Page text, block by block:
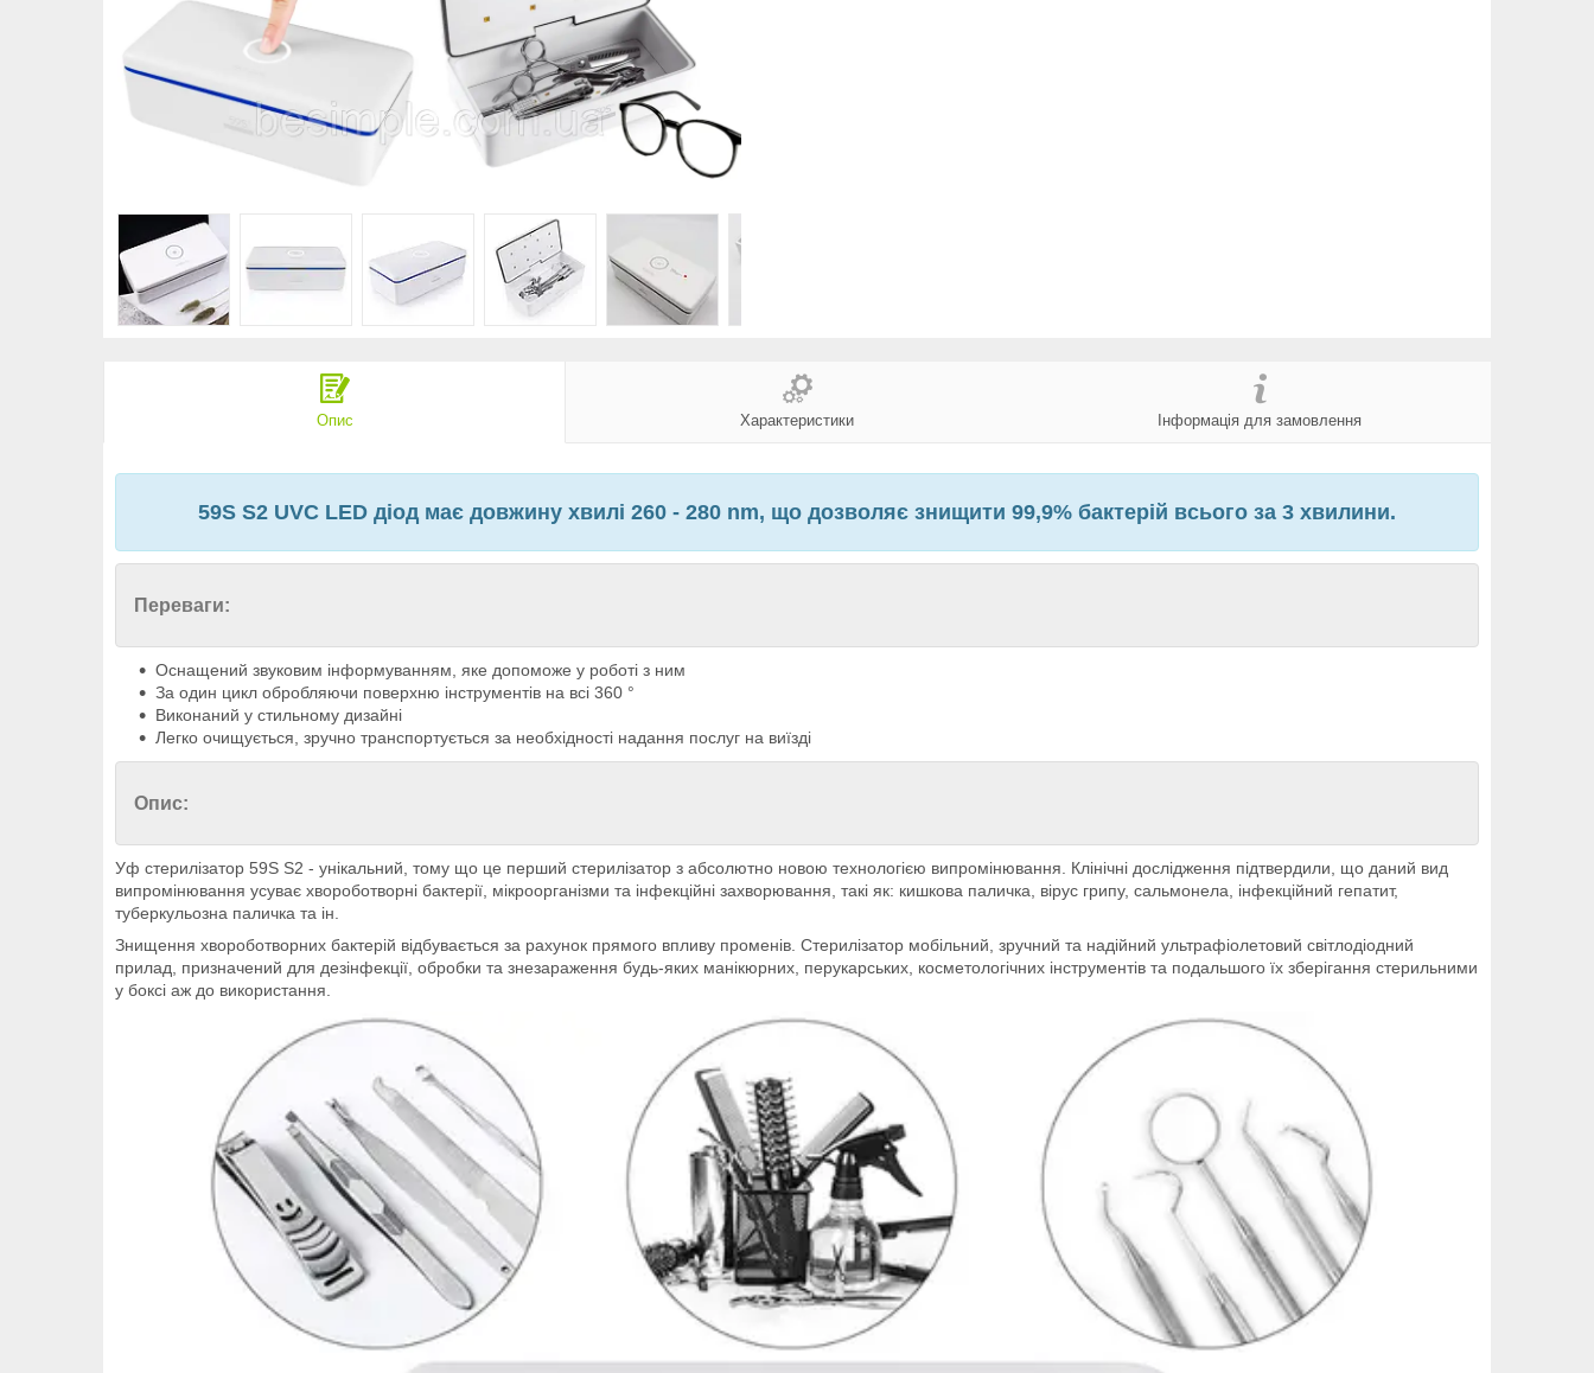
Опис Характеристики Інформація для замовлення
59S S2 UVC LED діод має довжину хвилі 260 - 280 nm, що дозволяє знищити 99,9% бактерій всього за 3 хвилини.
Переваги:
Оснащений звуковим інформуванням, яке допоможе у роботі з ним
За один цикл обробляючи поверхню інструментів на всі 360 °
Виконаний у стильному дизайні
Легко очищується, зручно транспортується за необхідності надання послуг на виїзді
Опис:
Уф стерилізатор 59S S2 - унікальний, тому що це перший стерилізатор з абсолютно новою технологією випромінювання. Клінічні дослідження підтвердили, що даний вид
випромінювання усуває хвороботворні бактерії, мікроорганізми та інфекційні захворювання, такі як: кишкова паличка, вірус грипу, сальмонела, інфекційний гепатит,
туберкульозна паличка та ін.
Знищення хвороботворних бактерій відбувається за рахунок прямого впливу променів. Стерилізатор мобільний, зручний та надійний ультрафіолетовий світлодіодний
прилад, призначений для дезінфекції, обробки та знезараження будь-яких манікюрних, перукарських, косметологічних інструментів та подальшого їх зберігання стерильними
у боксі аж до використання.